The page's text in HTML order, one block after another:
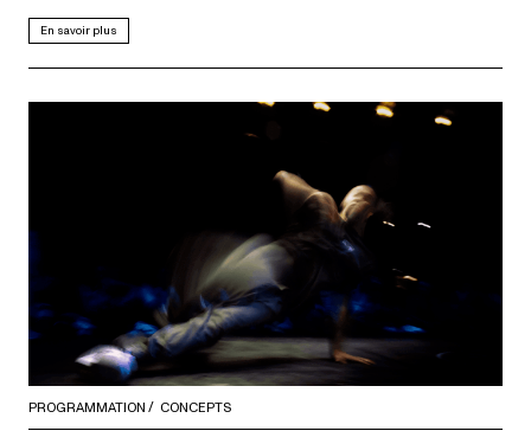
En savoir plus
PROGRAMMATION CONCEPTS